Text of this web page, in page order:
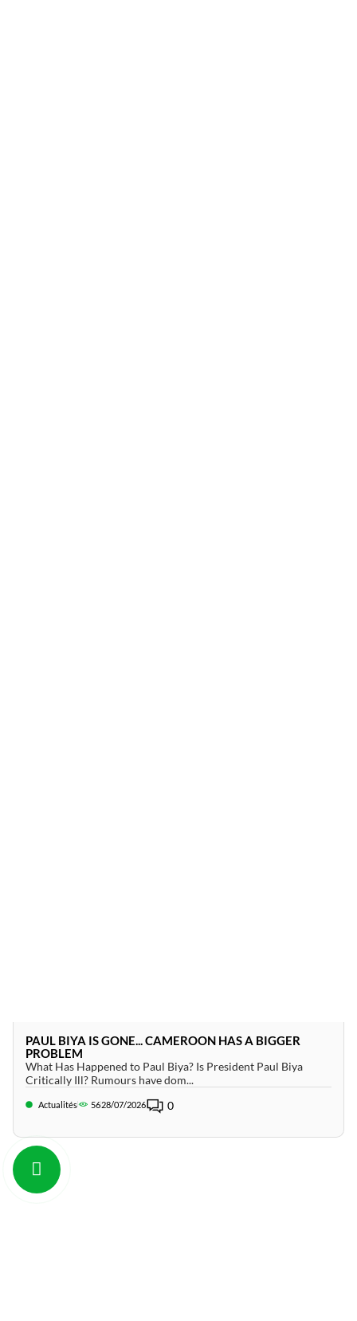
PAUL BIYA IS GONE... CAMEROON HAS A BIGGER
PROBLEM
What Has Happened to Paul Biya? Is President Paul Biya
Critically Ill? Rumours have dom...
Actualités 5628/07/2026 0